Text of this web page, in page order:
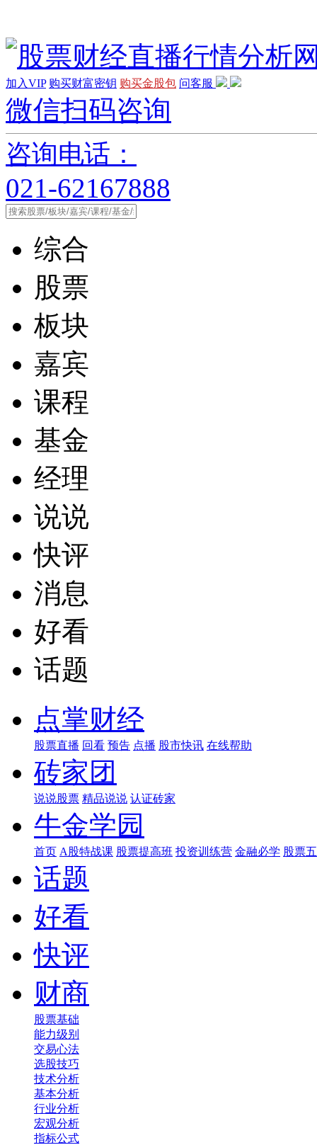
加入VIP 购买财富密钥 购买金股包 问客服
微信扫码咨询
咨询电话：
021-62167888
综合
股票
板块
嘉宾
课程
基金
经理
说说
快评
消息
好看
话题
点掌财经
股票直播 回看 预告 点播 股市快讯 在线帮助
砖家团
说说股票 精品说说 认证砖家
牛金学园
首页 A股特战课 股票提高班 投资训练营 金融必学 股票
话题
好看
快评
财商
股票基础
能力级别
交易心法
选股技巧
技术分析
基本分析
行业分析
宏观分析
指标公式